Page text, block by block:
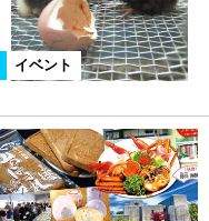
イベント